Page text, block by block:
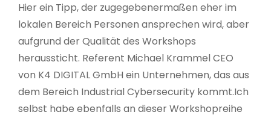
Hier ein Tipp, der zugegebenermaßen eher im
lokalen Bereich Personen ansprechen wird, aber
aufgrund der Qualität des Workshops
heraussticht. Referent Michael Krammel CEO
von K4 DIGITAL GmbH ein Unternehmen, das aus
dem Bereich Industrial Cybersecurity kommt.Ich
selbst habe ebenfalls an dieser Workshopreihe